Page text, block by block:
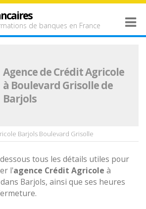
de banques en France
Agence de Crédit Agricole
à Boulevard Grisolle de
Barjols
Barjols Boulevard Grisolle
tous les détails utiles pour
l'agence Crédit Agricole à
Barjols, ainsi que ses heures